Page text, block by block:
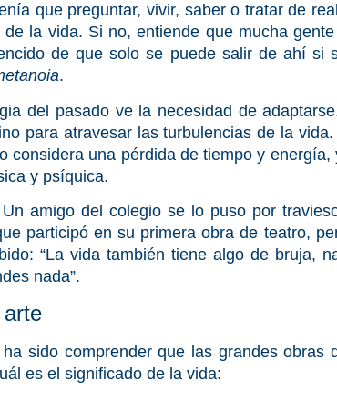
que preguntar, vivir, saber o tratar de
la vida. Si no, entiende que mucha
de que solo se puede salir de ahí si
.
del pasado ve la necesidad de
para atravesar las turbulencias de la
considera una pérdida de tiempo y energía,
y psíquica.
amigo del colegio se lo puso por
participó en su primera obra de teatro,
“La vida también tiene algo de bruja,
nada”.
arte
sido comprender que las grandes obras
es el significado de la vida: